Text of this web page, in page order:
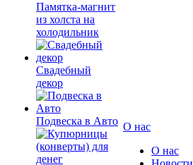
Памятка-магнит
из холста на
холодильник
Свадебный
декор
Подвеска в Авто О нас
О нас